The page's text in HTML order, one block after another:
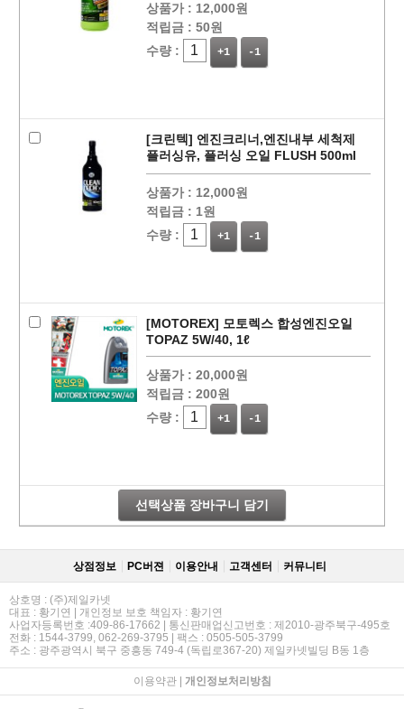
상품가 : 12,000원
적립금 : 50원
수량 :
+1 -1
[크린텍] 엔진크리너,엔진내부 세척제
플러싱유, 플러싱 오일 FLUSH 500ml
상품가 : 12,000원
적립금 : 1원
수량 :
+1 -1
[MOTOREX] 모토렉스 합성엔진오일
TOPAZ 5W/40, 1ℓ
상품가 : 20,000원
적립금 : 200원
수량 :
+1 -1
선택상품 장바구니 담기
상점정보 PC버젼 이용안내 고객센터 커뮤니티
상호명 : (주)제일카넷
대표 : 황기연 | 개인정보 보호 책임자 : 황기연
사업자등록번호 :409-86-17662 | 통신판매업신고번호 : 제2010-광주북구-495호
전화 : 1544-3799, 062-269-3795 | 팩스 : 0505-505-3799
주소 : 광주광역시 북구 중흥동 749-4 (독립로367-20) 제일카넷빌딩 B동 1층
이용약관| 개인정보처리방침